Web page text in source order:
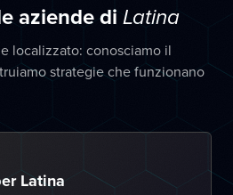
aziende di Latina
localizzato: conosciamo il
strategie che funzionano
Latina